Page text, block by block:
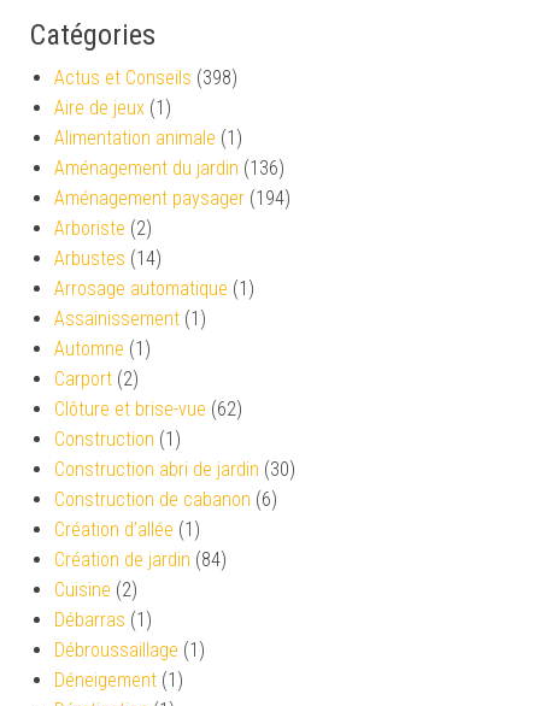
Catégories
Actus et Conseils (398)
Aire de jeux (1)
Alimentation animale (1)
Aménagement du jardin (136)
Aménagement paysager (194)
Arboriste (2)
Arbustes (14)
Arrosage automatique (1)
Assainissement (1)
Automne (1)
Carport (2)
Clôture et brise-vue (62)
Construction (1)
Construction abri de jardin (30)
Construction de cabanon (6)
Création d’allée (1)
Création de jardin (84)
Cuisine (2)
Débarras (1)
Débroussaillage (1)
Déneigement (1)